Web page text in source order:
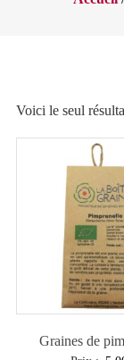
Voici le seul
Graines de